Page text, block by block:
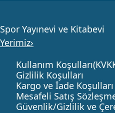
Spor Yayınevi ve Kitabevi
Yerimiz›
Kullanım
Gizlilik Koşulları
Kargo ve İade Koşulları
Mesafeli Satış
Güvenlik/Gizlilik ve